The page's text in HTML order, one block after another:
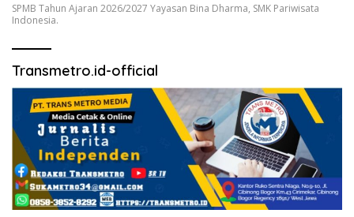
SPMB Tahun Ajaran 2026/2027 Yayasan Bina Dharma, SMK Pariwisata
Indonesia.
Transmetro.id-official